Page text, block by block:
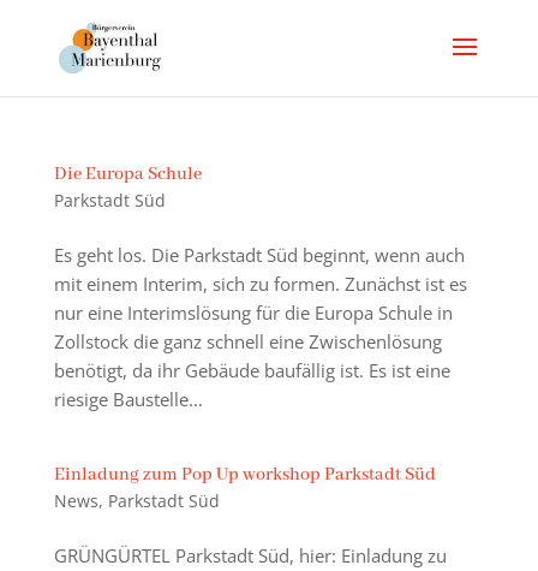
Die Europa Schule
Parkstadt Süd
Es geht los. Die Parkstadt Süd beginnt, wenn auch
mit einem Interim, sich zu formen. Zunächst ist es
nur eine Interimslösung für die Europa Schule in
Zollstock die ganz schnell eine Zwischenlösung
benötigt, da ihr Gebäude baufällig ist. Es ist eine
riesige Baustelle...
Einladung zum Pop Up workshop Parkstadt Süd
News, Parkstadt Süd
GRÜNGÜRTEL Parkstadt Süd, hier: Einladung zu